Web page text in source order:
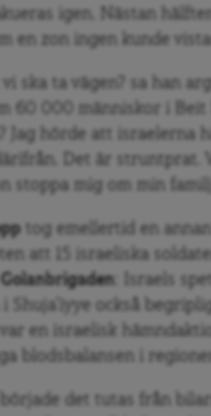
igen. Nästan
en zon ingen kunde
ska ta vägen? sa han
60 000 människor i
Jag hörde att israelerna
Det är struntprat.
stoppa mig om min familj
tog emellertid en
att 15 israeliska
Golanbrigaden : Israels
i Shuja’iyye också
var en israelisk
blodsbalansen i
det tutas från